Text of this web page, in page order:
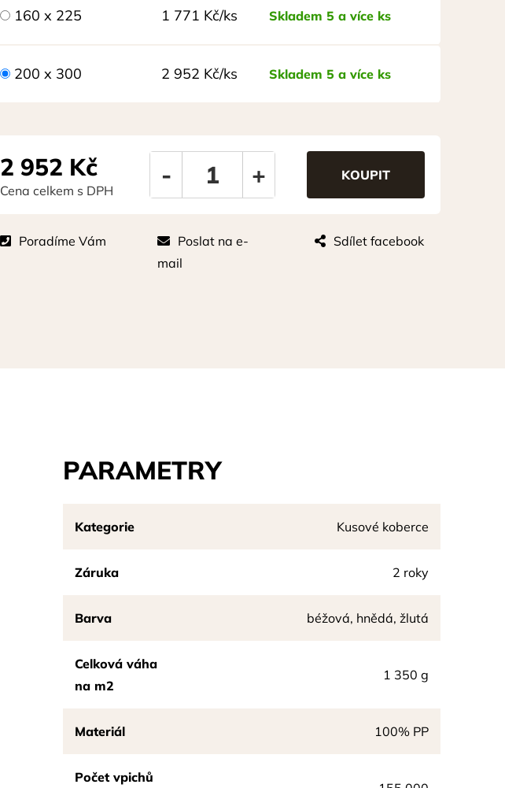
160 x 225 1 771 Kč/ks Skladem 5 a více ks
200 x 300 2 952 Kč/ks Skladem 5 a více ks
2 952 Kč
Cena celkem s DPH
- +
Poradíme Vám
Poslat na e-
mail
Sdílet facebook
PARAMETRY
Kategorie Kusové koberce
Záruka 2 roky
Barva béžová, hnědá, žlutá
Celková váha
na m2
1 350 g
Materiál 100% PP
Počet vpichů